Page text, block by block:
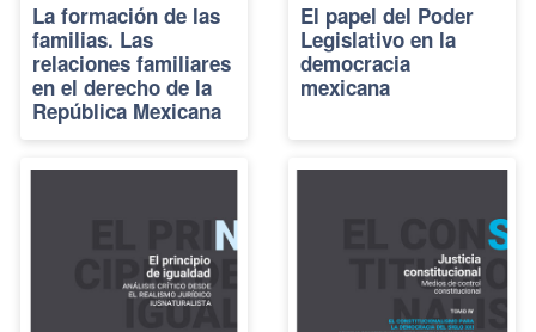
La formación de las
familias. Las
relaciones familiares
en el derecho de la
República Mexicana
El papel del Poder
Legislativo en la
democracia
mexicana